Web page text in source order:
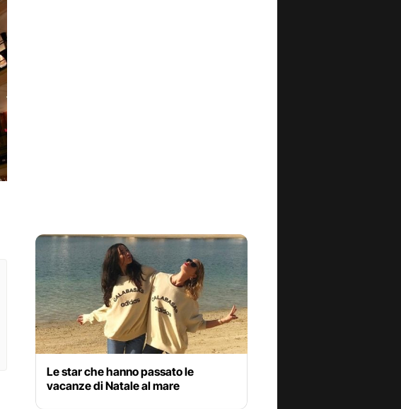
Le star che hanno passato le
vacanze di Natale al mare